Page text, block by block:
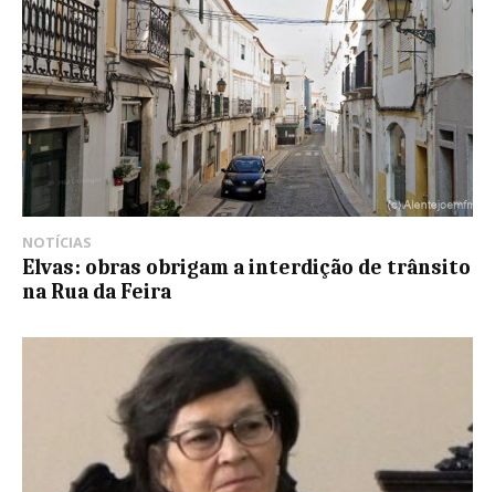
NOTÍCIAS
Elvas: obras obrigam a interdição de trânsito
na Rua da Feira